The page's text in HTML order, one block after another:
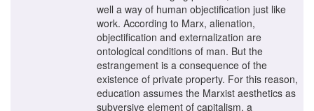
well a way of human objectification just like
work. According to Marx, alienation,
objectification and externalization are
ontological conditions of man. But the
estrangement is a consequence of the
existence of private property. For this reason,
education assumes the Marxist aesthetics as
subversive element of capitalism, a